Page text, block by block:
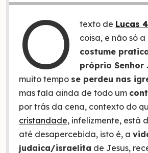
O texto de Lucas
coisa, e não só
costume
próprio Senhor
muito tempo se perdeu nas
mas fala ainda de todo um
por trás da cena, contexto do
cristandade, infelizmente, está
até desapercebida, isto é, a
judaica/israelita de Jesus,